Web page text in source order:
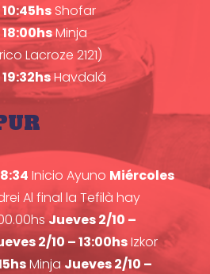
Shofar
Minja
Lacroze 2121)
Havdalá
Inicio Ayuno Miércoles
Al final la Tefilà hay
Jueves 2/10 –
2/10 – 13:00hsIzkor
Minja Jueves 2/10 –